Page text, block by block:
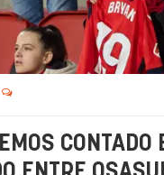
CONTADO